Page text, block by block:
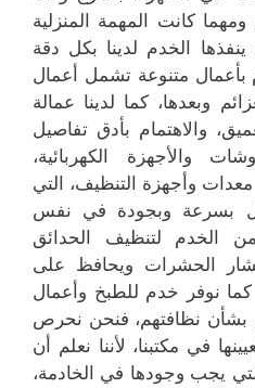
كانت المهمة المنزلية
الخدم لدينا بكل دقة
بأعمال متنوعة تشمل أعمال
وبعدها، كما لدينا عمالة
والاهتمام بأدق تفاصيل
والأجهزة الكهربائية،
وأجهزة التنظيف، التي
بسرعة وبجودة في نفس
الخدم لتنظيف الحدائق
الحشرات ويحافظ على
نوفر خدم للطبخ وأعمال
بشأن نظافتهم، فنحن نحرص
في مكتبنا، لأننا نعلم أن
يجب وجودها في الخادمة،